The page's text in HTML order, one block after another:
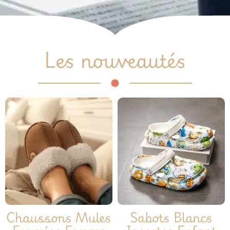
Les nouveautés
Chaussons Mules Sabots Blancs